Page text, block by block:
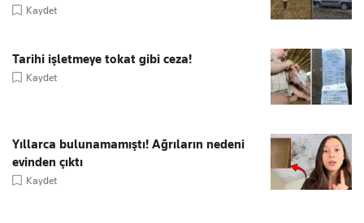
Kaydet
Tarihi işletmeye tokat gibi ceza!
Kaydet
Yıllarca bulunamamıştı! Ağrıların nedeni
evinden çıktı
Kaydet